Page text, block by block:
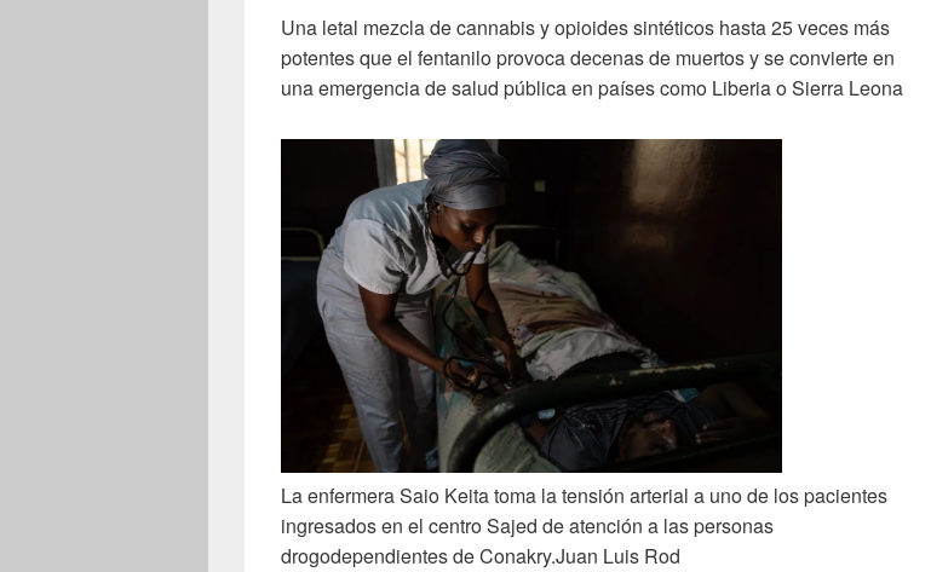
Una letal mezcla de cannabis y opioides sintéticos hasta 25 veces más
potentes que el fentanilo provoca decenas de muertos y se convierte en
una emergencia de salud pública en países como Liberia o Sierra Leona
La enfermera Saio Keita toma la tensión arterial a uno de los pacientes
ingresados en el centro Sajed de atención a las personas
drogodependientes de Conakry.Juan Luis Rod